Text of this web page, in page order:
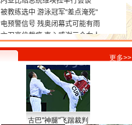
更多>>
古巴"神腿"飞踹裁判